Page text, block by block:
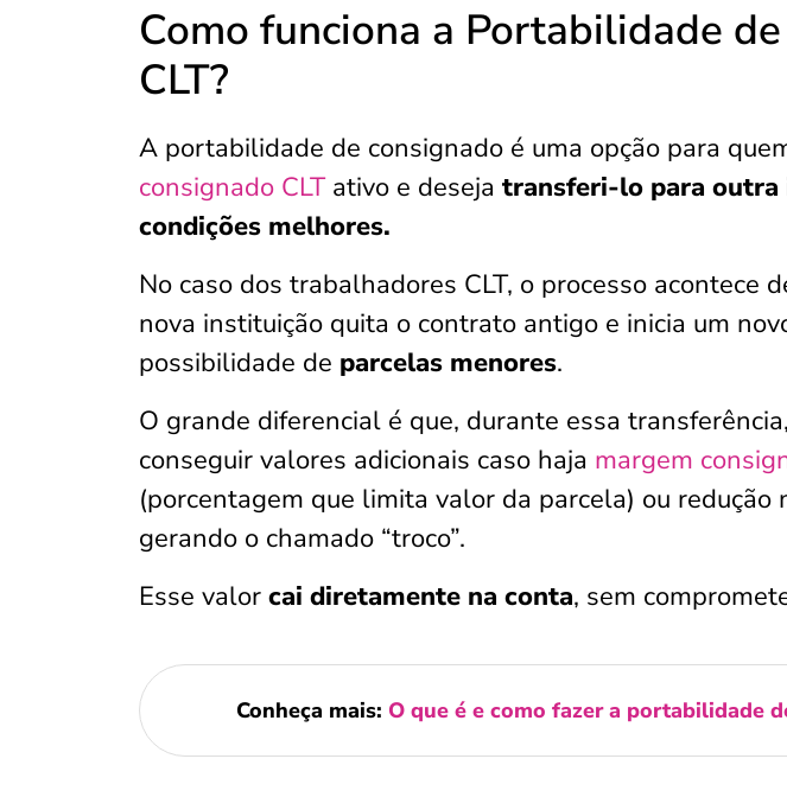
Como funciona a Portabilidade
CLT?
A portabilidade de consignado é uma opção para
consignado CLTativo e deseja transferi-lo para outra
condições melhores.
No caso dos trabalhadores CLT, o processo acontece
nova instituição quita o contrato antigo e inicia um
possibilidade de parcelas menores.
O grande diferencial é que, durante essa
conseguir valores adicionais caso haja margem
(porcentagem que limita valor da parcela) ou redução
gerando o chamado “troco”.
Esse valor cai diretamente na conta, sem
Conheça mais: O que é e como fazer a portabilidade